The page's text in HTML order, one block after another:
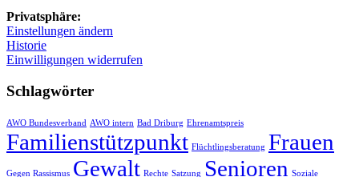
Privatsphäre:
Einstellungen ändern
Historie
Einwilligungen widerrufen
Schlagwörter
AWO Bundesverband AWO intern Bad Driburg Ehrenamtspreis
Familienstützpunkt Flüchtlingsberatung Frauen
Gegen Rassismus Gewalt Rechte Satzung Senioren Soziale